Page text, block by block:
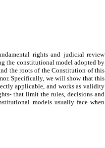
rights and judicial review
the constitutional model adopted by
the roots of the Constitution of this
Specifically, we will show that this
applicable, and works as validity
that limit the rules, decisions and
models usually face when